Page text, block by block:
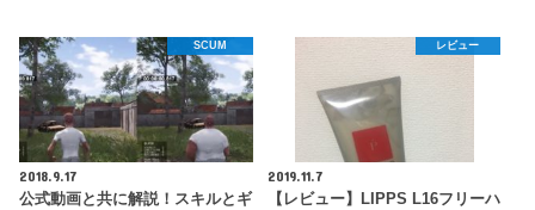
SCUM
2018.9.17
公式動画と共に解説！スキルとギ
レビュー
2019.11.7
【レビュー】LIPPS L16フリーハ